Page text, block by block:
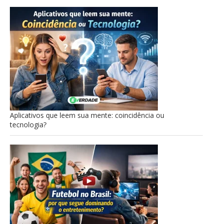
Aplicativos que leem sua mente: coincidência ou
tecnologia?